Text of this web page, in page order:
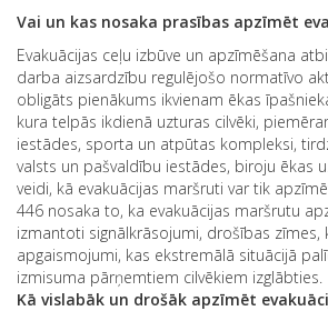
Vai un kas nosaka prasības apzīmēt
Evakuācijas ceļu izbūve un apzīmēšana
darba aizsardzību regulējošo normatīvo
obligāts pienākums ikvienam ēkas
kura telpās ikdienā uzturas cilvēki,
iestādes, sporta un atpūtas kompleksi,
valsts un pašvaldību iestādes, biroju ēkas
veidi, kā evakuācijas maršruti var tik
446 nosaka to, ka evakuācijas maršrutu
izmantoti signālkrāsojumi, drošības zīmes,
apgaismojumi, kas ekstremālā situācijā
izmisuma pārņemtiem cilvēkiem izglābties.
Kā vislabāk un drošāk apzīmēt